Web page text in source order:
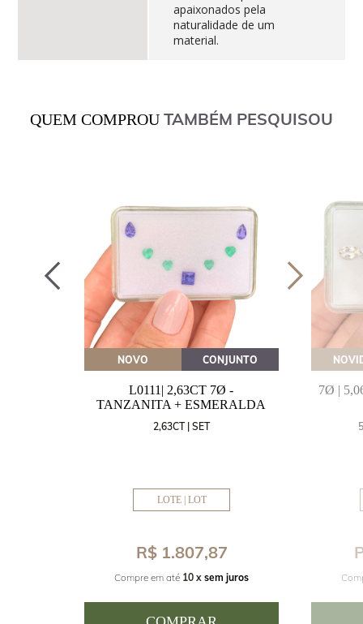
apaixonados pela
naturalidade de um
material.
QUEM COMPROU TAMBÉM PESQUISOU
NOVO CONJUNTO
L0111| 2,63CT 7Ø -
TANZANITA + ESMERALDA
2,63CT | SET
LOTE | LOT
R$ 1.807,87
Compre em até 10 x sem juros
7Ø |